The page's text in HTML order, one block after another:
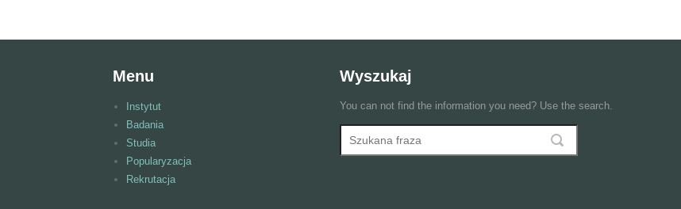
Menu
Instytut
Badania
Studia
Popularyzacja
Rekrutacja
Wyszukaj
You can not find the information you need? Use the search.
Formularz wyszukiwania
Wyszukaj